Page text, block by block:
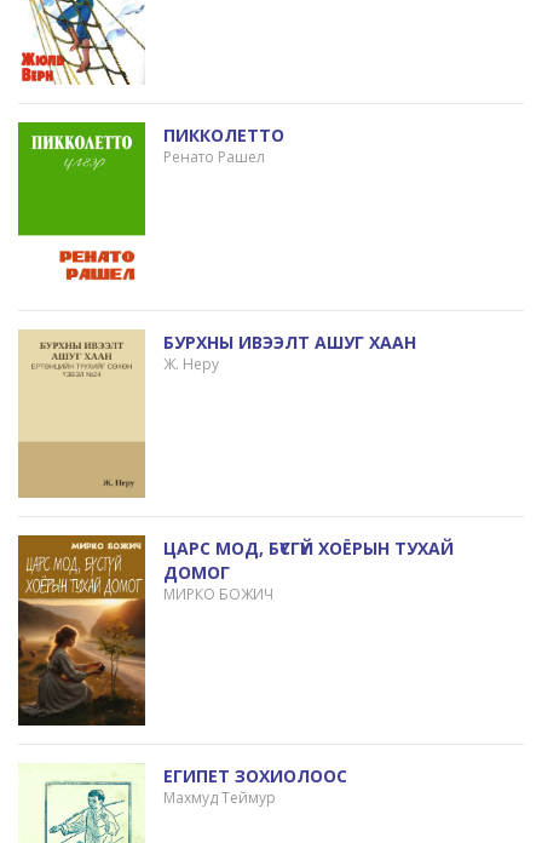
ПИККОЛЕТТО
Ренато Рашел
БУРХНЫ ИВЭЭЛТ АШУГ ХААН
Ж. Неру
ЦАРС МОД, БҮСГҮЙ ХОЁРЫН ТУХАЙ
ДОМОГ
МИРКО БОЖИЧ
ЕГИПЕТ ЗОХИОЛООС
Махмуд Теймур